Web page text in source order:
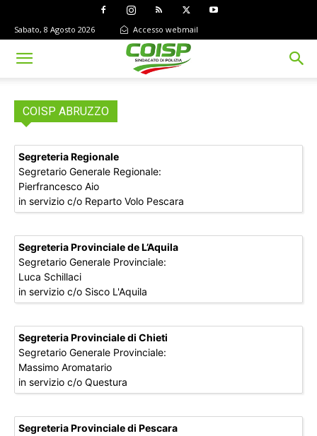
Sabato, 8 Agosto 2026 Accesso webmail
COISP ABRUZZO
Segreteria Regionale
Segretario Generale Regionale:
Pierfrancesco Aio
in servizio c/o Reparto Volo Pescara
Segreteria Provinciale de L’Aquila
Segretario Generale Provinciale:
Luca Schillaci
in servizio c/o Sisco L'Aquila
Segreteria Provinciale di Chieti
Segretario Generale Provinciale:
Massimo Aromatario
in servizio c/o Questura
Segreteria Provinciale di Pescara